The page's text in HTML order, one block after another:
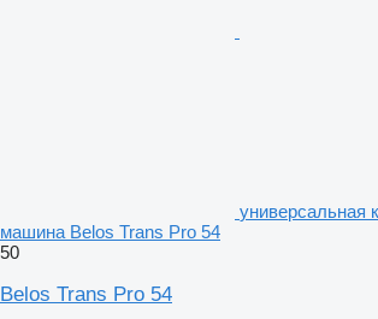
универсальная
машина Belos Trans Pro 54
50
Belos Trans Pro 54